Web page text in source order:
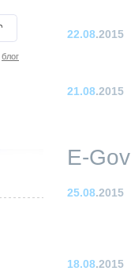
блог
22.08.2015
21.08.2015
E-Gov
25.08.2015
18.08.2015